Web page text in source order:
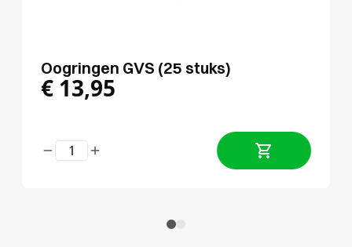
Oogringen GVS (25 stuks)
€ 13,95